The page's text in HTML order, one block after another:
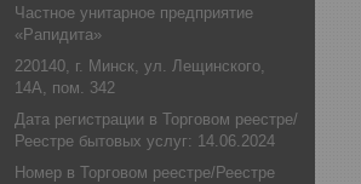
Частное унитарное предприятие
«Рапидита»
220140, г. Минск, ул. Лещинского,
14А, пом. 342
Дата регистрации в Торговом реестре/
Реестре бытовых услуг: 14.06.2024
Номер в Торговом реестре/Реестре